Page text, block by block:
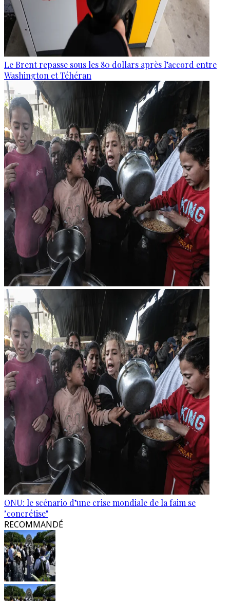
Le Brent repasse sous les 80 dollars après l’accord entre
Washington et Téhéran
ONU: le scénario d’une crise mondiale de la faim se
"concrétise"
RECOMMANDÉ